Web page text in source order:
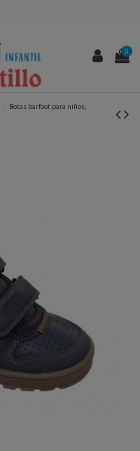
0
Botas barfoot para niños,